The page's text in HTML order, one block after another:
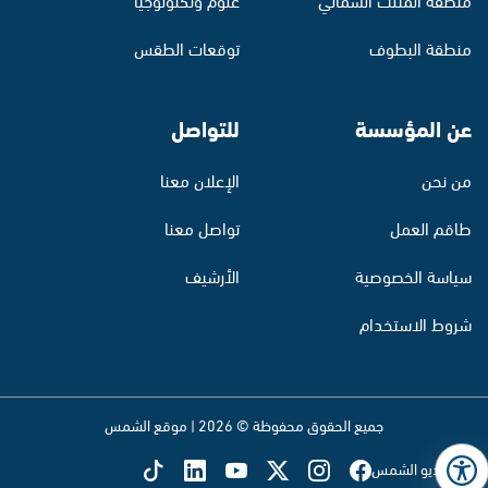
منطقة البطوف
توقعات الطقس
عن المؤسسة
من نحن
طاقم العمل
سياسة الخصوصية
شروط الاستخدام
للتواصل
الإعلان معنا
تواصل معنا
الأرشيف
جميع الحقوق محفوظة © 2026 | موقع الشمس
تابع راديو الشمس